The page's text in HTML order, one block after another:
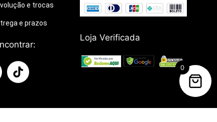
e trocas
e prazos
Loja Verificada
0